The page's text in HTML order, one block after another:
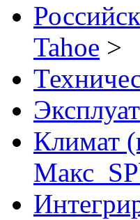
Tahoe >
Климат